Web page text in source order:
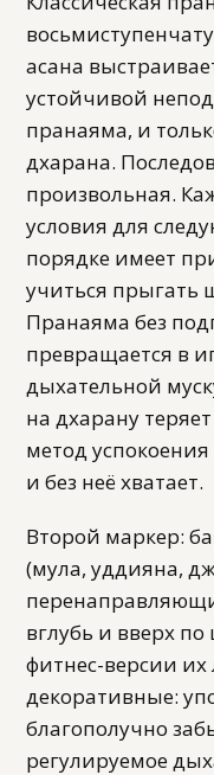
асана
устойчивой
пранаяма, и
дхарана.
произвольная.
условия для
порядке имеет
учиться прыгать
Пранаяма без
превращается в
дыхательной
на дхарану
метод
и без неё хватает.
Второй маркер:
(мула, уддияна,
вглубь и вверх
фитнес-версии их
декоративные:
благополучно
регулируемое